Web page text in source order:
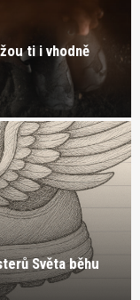
ti i vhodně
Světa běhu